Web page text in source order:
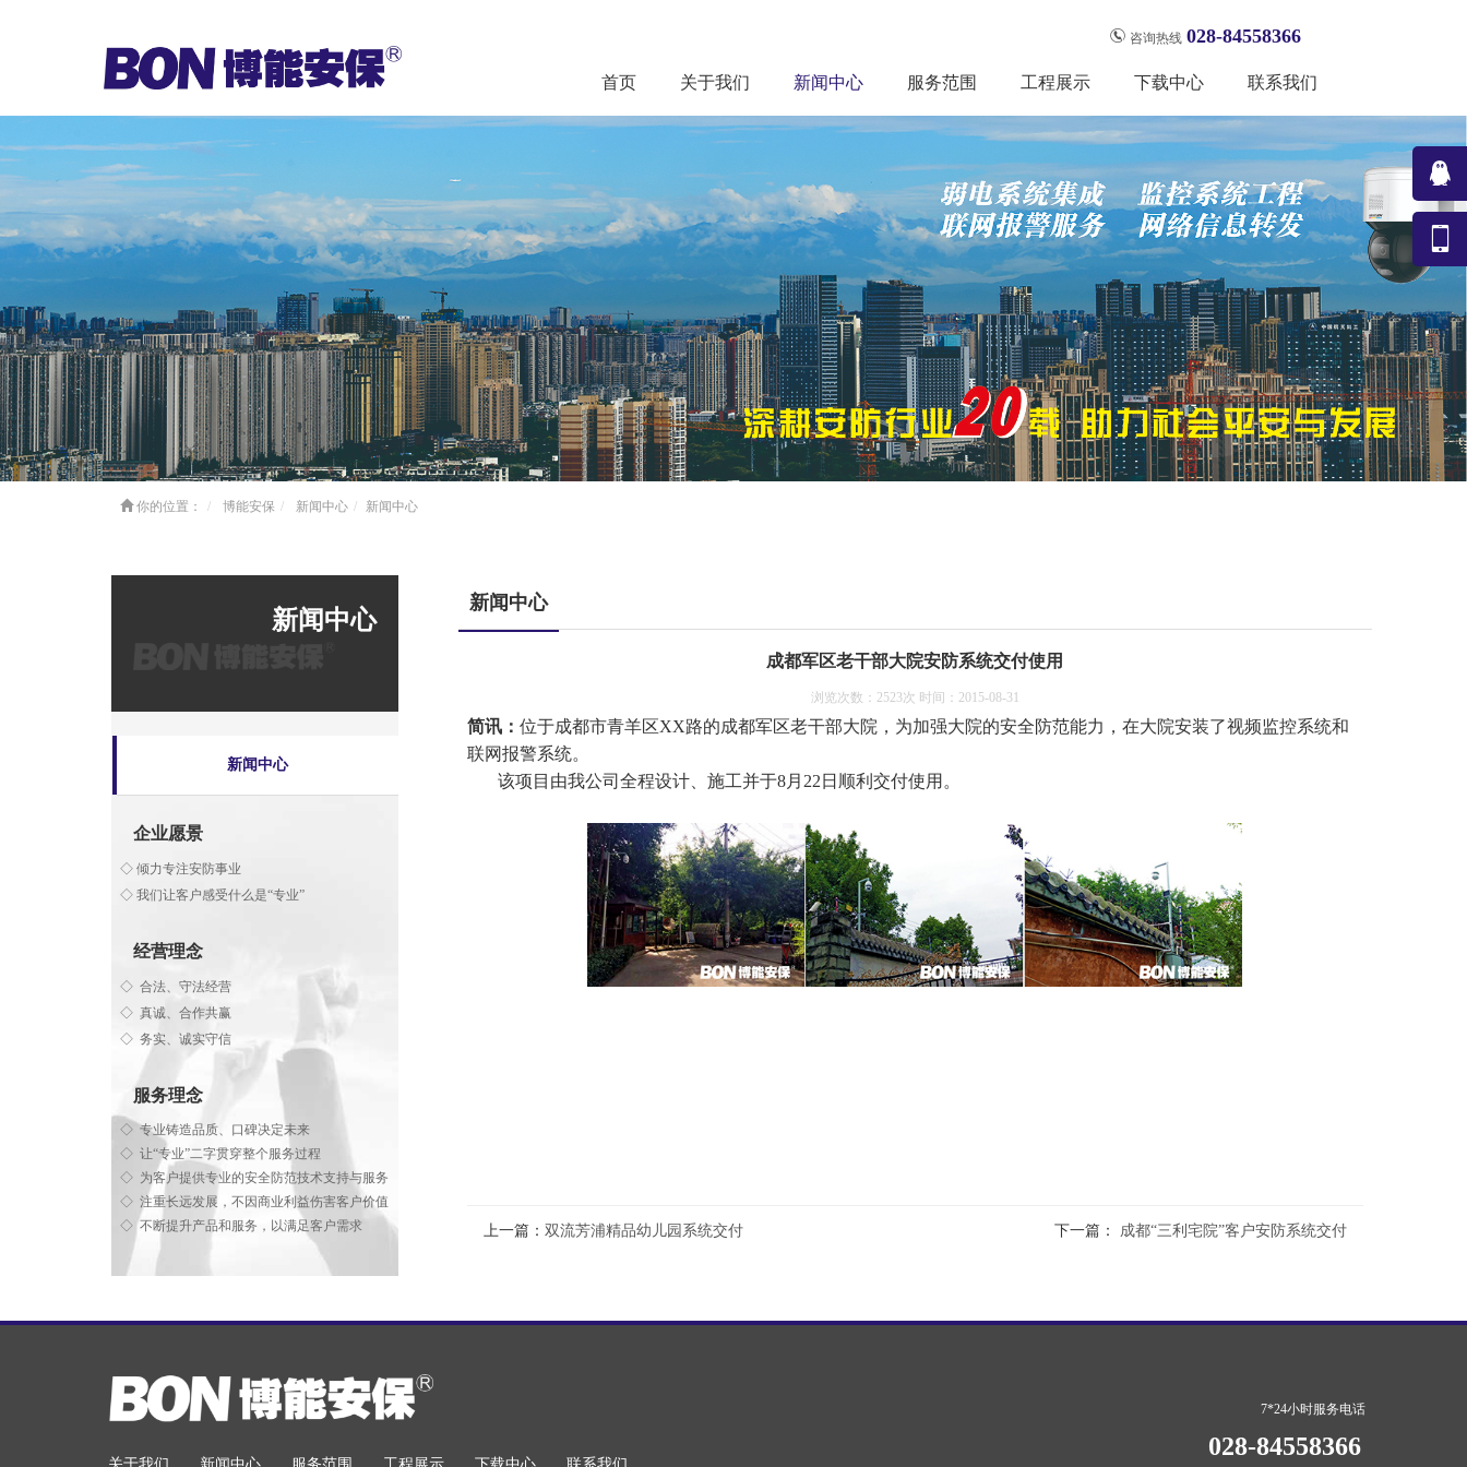
咨询热线 028-84558366
首页 关于我们 新闻中心 服务范围 工程展示 下载中心 联系我们
你的位置： 博能安保 新闻中心 新闻中心
新闻中心
新闻中心
企业愿景
◇ 倾力专注安防事业
◇ 我们让客户感受什么是“专业”
经营理念
◇ 合法、守法经营
◇ 真诚、合作共赢
◇ 务实、诚实守信
服务理念
◇ 专业铸造品质、口碑决定未来
◇ 让“专业”二字贯穿整个服务过程
◇ 为客户提供专业的安全防范技术支持与服务
◇ 注重长远发展，不因商业利益伤害客户价值
◇ 不断提升产品和服务，以满足客户需求
新闻中心
成都军区老干部大院安防系统交付使用
浏览次数：2523次 时间：2015-08-31
简讯： 位于成都市青羊区XX路的成都军区老干部大院，为加强大院的安全防范能力，在大院安装了视频监控系统和
联网报警系统。
该项目由我公司全程设计、施工并于8月 22日顺利交付使用。
上一篇： 双流芳浦精品幼儿园系统交付 下一篇： 成都“三利宅院”客户安防系统交付
7*24小时服务电话
028-84558366